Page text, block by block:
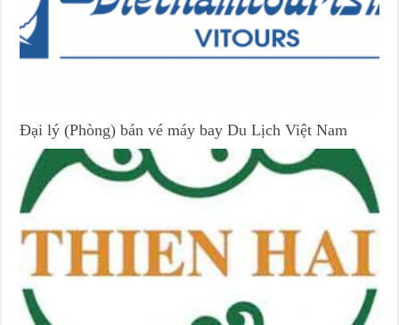
Đại lý (Phòng) bán vé máy bay Du Lịch Việt Nam